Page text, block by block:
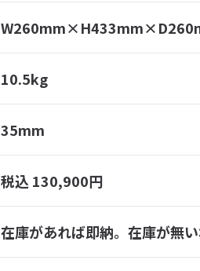
10.5kg
35mm
税込 130,900円
在庫があれば即納。在庫が無